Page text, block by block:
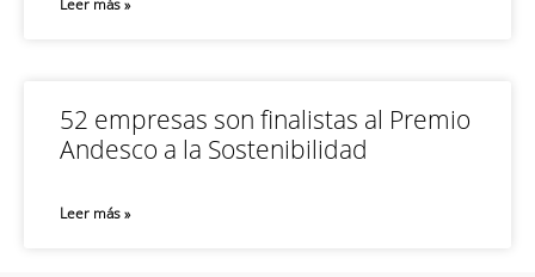
Leer más »
52 empresas son finalistas al Premio
Andesco a la Sostenibilidad
Leer más »